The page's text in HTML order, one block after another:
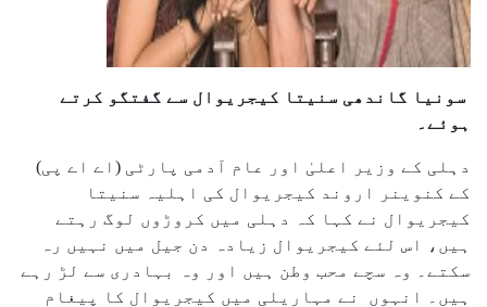
سونیا گاندھی سنیتا کیجریوال سے گفتگو کرتے
ہوئے۔
دہلی کے وزیر اعلیٰ اور عام آدمی پارٹی (اے اے پی)
کے کنوینر اروند کیجریوال کی اہلیہ سنیتا
کیجریوال نے کہا کہ دہلی میں کروڑوں لوگ رہتے
ہیں، اس لئے کیجریوال زیادہ دن جیل میں نہیں رہ
سکتے۔ وہ سچے محب وطن ہیں اور وہ بہادری سے لڑ رہے
ہیں۔ انہوں نے مہاریلی میں کیجریوال کا پیغام